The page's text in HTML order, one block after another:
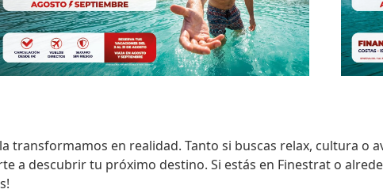
la transformamos en realidad. Tanto si buscas relax, cultura o
a descubrir tu próximo destino. Si estás en Finestrat o